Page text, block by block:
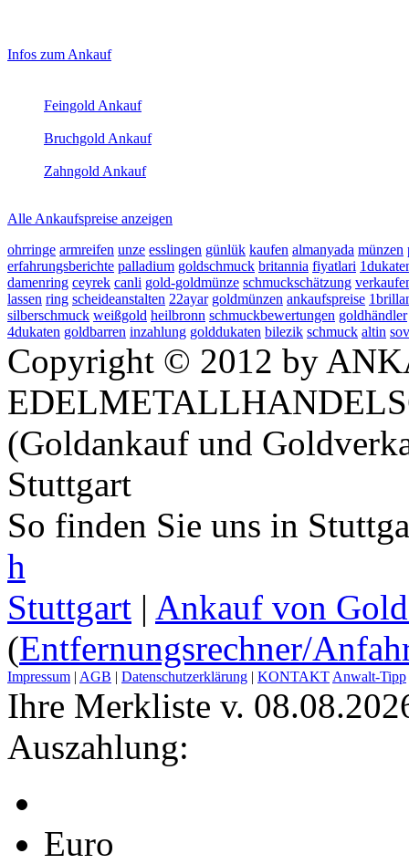
Sidebar
Infos zum Ankauf
Feingold Ankauf
Bruchgold Ankauf
Zahngold Ankauf
Alle Ankaufspreise anzeigen
ohrringe armreifen unze esslingen günlük kaufen almanyada münzen
erfahrungsberichte palladium goldschmuck britannia fiyatlari
damenring ceyrek canli gold-goldmünze schmuckschätzung
lassen ring scheideanstalten 22ayar goldmünzen ankaufspreise
silberschmuck weißgold heilbronn schmuckbewertungen goldhändler
4dukaten goldbarren inzahlung golddukaten bilezik schmuck altin
Copyright © 2012 by
(Goldankauf und
Stuttgart
So finden Sie uns in
h
Stuttgart | Ankauf von
(Entfernungsrechner/
Impressum | AGB | Datenschutzerklärung | KONTAKT Anwalt-Tipp
Ihre Merkliste v.
Auszahlung:
Euro